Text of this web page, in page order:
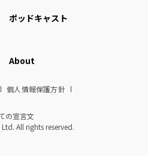
ポッドキャスト
About
個人情報保護方針
の宣言文
All rights reserved.